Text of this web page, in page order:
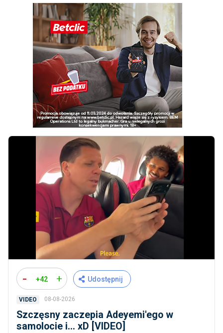
- +42 + Udostępnij
VIDEO 08-08-2026
Szczęsny zaczepia Adeyemi'ego w
samolocie i... xD [VIDEO]